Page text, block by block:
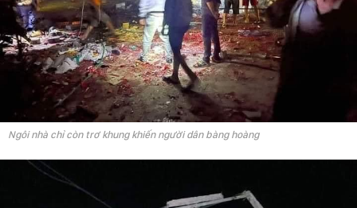
Ngôi nhà chỉ còn trơ khung khiến người dân bàng hoàng